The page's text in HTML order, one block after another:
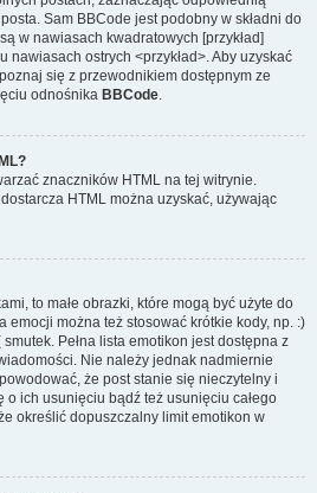
Sam BBCode jest podobny w składni do
w nawiasach kwadratowych [przykład]
nawiasach ostrych <przykład>. Aby uzyskać
się z przewodnikiem dostępnym ze
odnośnika BBCode.
znaczników HTML na tej witrynie.
HTML można uzyskać, używając
to małe obrazki, które mogą być użyte do
emocji można też stosować krótkie kody, np. :)
Pełna lista emotikon jest dostępna z
Nie należy jednak nadmiernie
że post stanie się nieczytelny i
ich usunięciu bądź też usunięciu całego
określić dopuszczalny limit emotikon w